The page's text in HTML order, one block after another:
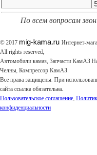
По всем вопросам
© 2017 mig-kama.ru Интернет-
All rights reserved,
Автомобили камаз, Запчасти КамАЗ
Челны, Компрессор КамАЗ.
Все права защищены. При
сайта ссылка обязательна.
Пользовательское соглашение,
конфиденциальности